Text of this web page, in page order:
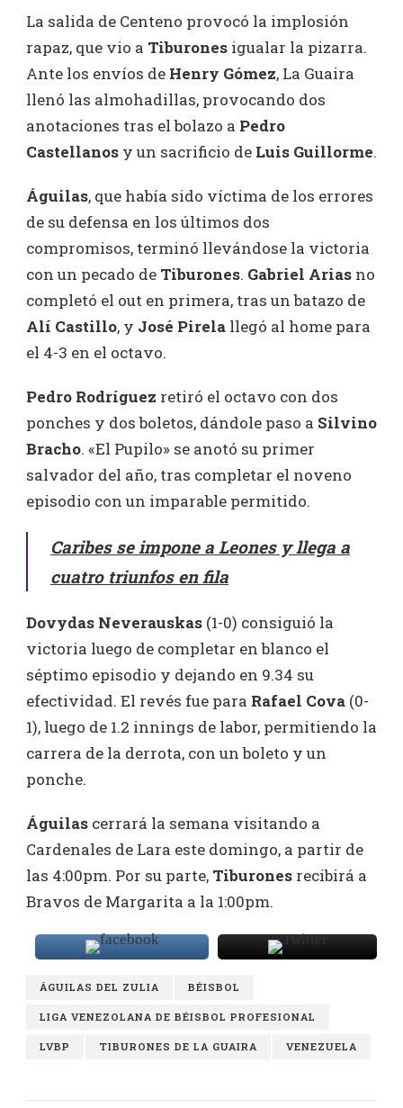
La salida de Centeno provocó la implosión
rapaz, que vio a Tiburones igualar la pizarra.
Ante los envíos de Henry Gómez, La Guaira
llenó las almohadillas, provocando dos
anotaciones tras el bolazo a Pedro
Castellanos y un sacrificio de Luis Guillorme.
Águilas, que había sido víctima de los errores
de su defensa en los últimos dos
compromisos, terminó llevándose la victoria
con un pecado de Tiburones. Gabriel Arias no
completó el out en primera, tras un batazo de
Alí Castillo, y José Pirela llegó al home para
el 4-3 en el octavo.
Pedro Rodríguez retiró el octavo con dos
ponches y dos boletos, dándole paso a Silvino
Bracho. «El Pupilo» se anotó su primer
salvador del año, tras completar el noveno
episodio con un imparable permitido.
Caribes se impone a Leones y llega a
cuatro triunfos en fila
Dovydas Neverauskas (1-0) consiguió la
victoria luego de completar en blanco el
séptimo episodio y dejando en 9.34 su
efectividad. El revés fue para Rafael Cova (0-
1), luego de 1.2 innings de labor, permitiendo la
carrera de la derrota, con un boleto y un
ponche.
Águilas cerrará la semana visitando a
Cardenales de Lara este domingo, a partir de
las 4:00pm. Por su parte, Tiburones recibirá a
Bravos de Margarita a la 1:00pm.
ÁGUILAS DEL ZULIA BÉISBOL
LIGA VENEZOLANA DE BÉISBOL PROFESIONAL
LVBP TIBURONES DE LA GUAIRA VENEZUELA